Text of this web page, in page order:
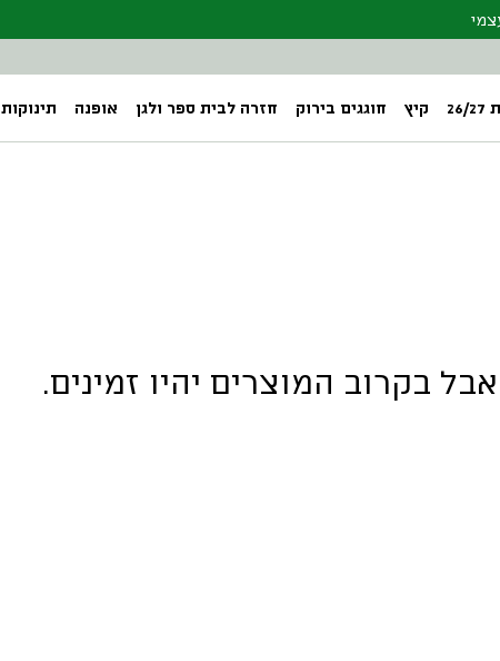
קיץ חוגגים בירוק חזרה לבית ספר ולגן אופנה תינוקות
בקרוב המוצרים יהיו זמינים.